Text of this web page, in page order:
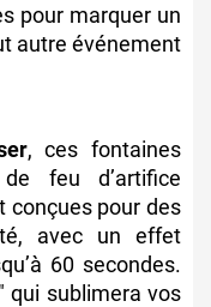
pour marquer un
autre événement
, ces fontaines
feu d’artifice
conçues pour des
avec un effet
60 secondes.
qui sublimera vos